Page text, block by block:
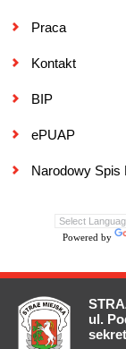
Praca
Kontakt
BIP
ePUAP
Narodowy Spis
Powered by
ul.